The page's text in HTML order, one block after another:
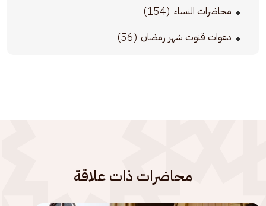
محاضرات النساء (154)
دعوات قنوت شهر رمضان (56)
محاضرات ذات علاقة